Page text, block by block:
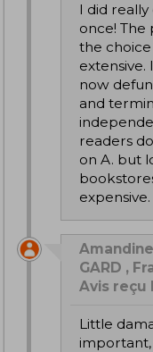
I did really enjoy not having to use A... for
once! The
the
now
and
readers
on A. but
expensive.
Amandine
GARD ,
Avis reçu
Little damage on the book, but not really